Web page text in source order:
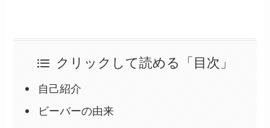
クリックして読める「目次」
自己紹介
ビーバーの由来